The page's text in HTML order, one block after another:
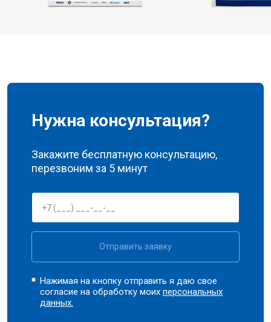
Нужна консультация?
Закажите бесплатную консультацию,
перезвоним за 5 минут
Отправить заявку
Нажимая на кнопку отправить я даю свое
согласие на обработку моихперсональных
данных.